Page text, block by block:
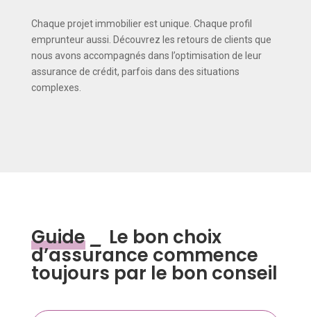
Chaque projet immobilier est unique. Chaque profil
emprunteur aussi. Découvrez les retours de clients que
nous avons accompagnés dans l’optimisation de leur
assurance de crédit, parfois dans des situations
complexes.
Guide _ Le bon choix
d’assurance commence
toujours par le bon conseil